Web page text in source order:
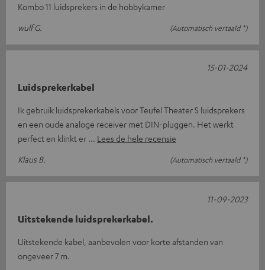
Kombo 11 luidsprekers in de hobbykamer
wulf G.
(Automatisch vertaald *)
Luidsprekerkabel
Ik gebruik luidsprekerkabels voor Teufel Theater S luidsprekers
en een oude analoge receiver met DIN-pluggen. Het werkt
perfect en klinkt er
Lees de hele recensie
Klaus B.
(Automatisch vertaald *)
15-01-2024
Uitstekende luidsprekerkabel.
Uitstekende kabel, aanbevolen voor korte afstanden van
ongeveer 7 m.
11-09-2023